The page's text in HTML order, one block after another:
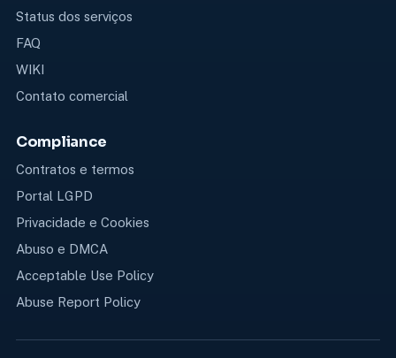
Status dos serviços
FAQ
WIKI
Contato comercial
Compliance
Contratos e termos
Portal LGPD
Privacidade e Cookies
Abuso e DMCA
Acceptable Use Policy
Abuse Report Policy